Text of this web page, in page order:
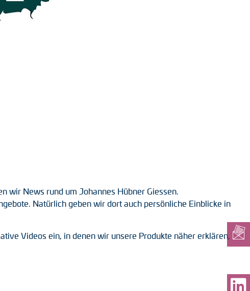
wir News rund um Johannes Hübner Giessen.
Natürlich geben wir dort auch persönliche Einblicke in
Videos ein, in denen wir unsere Produkte näher erklären,